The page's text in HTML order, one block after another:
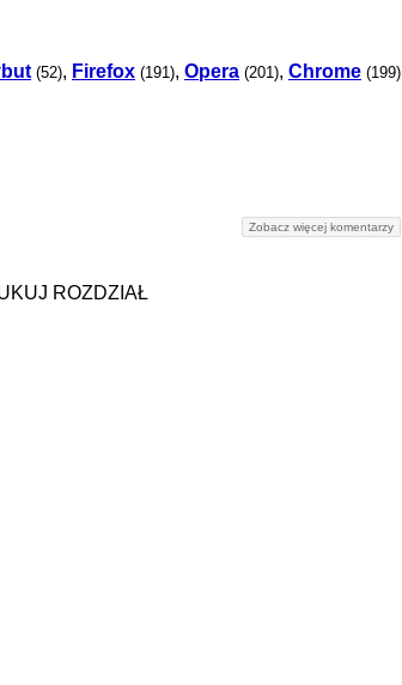
(52), Firefox (191), Opera (201), Chrome (199)
Zobacz więcej komentarzy
ROZDZIAŁ